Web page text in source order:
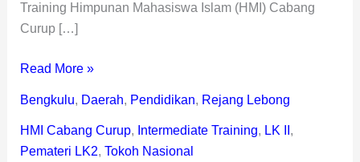
Training Himpunan Mahasiswa Islam (HMI) Cabang
Curup […]
Read More »
Bengkulu, Daerah, Pendidikan, Rejang Lebong
HMI Cabang Curup, Intermediate Training, LK II ,
Pemateri LK2, Tokoh Nasional